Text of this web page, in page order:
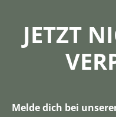
JETZT
Melde dich bei